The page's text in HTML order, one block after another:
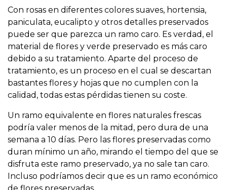
Con rosas en diferentes colores suaves, hortensia,
paniculata, eucalipto y otros detalles preservados
puede ser que parezca un ramo caro. Es verdad, el
material de flores y verde preservado es más caro
debido a su tratamiento. Aparte del proceso de
tratamiento, es un proceso en el cual se descartan
bastantes flores y hojas que no cumplen con la
calidad, todas estas pérdidas tienen su coste.
Un ramo equivalente en flores naturales frescas
podría valer menos de la mitad, pero dura de una
semana a 10 días. Pero las flores preservadas como
duran mínimo un año, mirando el tiempo del que se
disfruta este ramo preservado, ya no sale tan caro.
Incluso podríamos decir que es un ramo económico
de flores preservadas.